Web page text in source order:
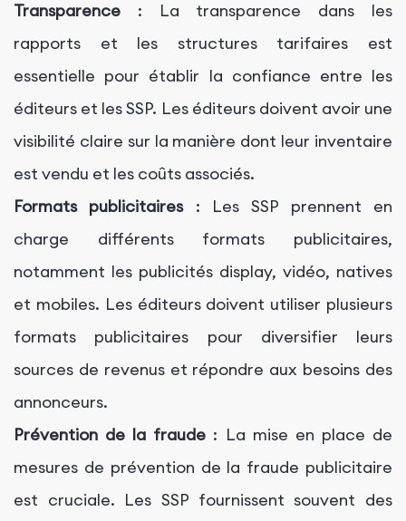
Transparence : La transparence dans les
rapports et les structures tarifaires est
essentielle pour établir la confiance entre les
éditeurs et les SSP. Les éditeurs doivent avoir une
visibilité claire sur la manière dont leur inventaire
est vendu et les coûts associés.
Formats publicitaires: Les SSP prennent en
charge différents formats publicitaires,
notamment les publicités display, vidéo, natives
et mobiles. Les éditeurs doivent utiliser plusieurs
formats publicitaires pour diversifier leurs
sources de revenus et répondre aux besoins des
annonceurs.
Prévention de la fraude : La mise en place de
mesures de prévention de la fraude publicitaire
est cruciale. Les SSP fournissent souvent des